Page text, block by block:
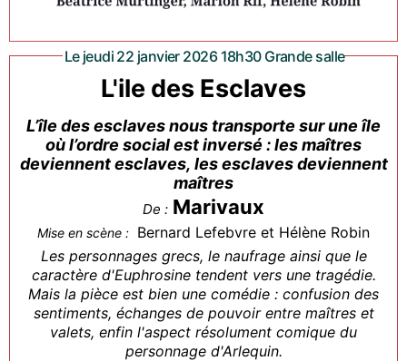
Le jeudi 22 janvier 2026 18h30 Grande salle
L'ile des Esclaves
L’île des esclaves nous transporte sur une île
où l’ordre social est inversé : les maîtres
deviennent esclaves, les esclaves deviennent
maîtres
De : Marivaux
Mise en scène : Bernard Lefebvre et Hélène Robin
Les personnages grecs, le naufrage ainsi que le
caractère d'Euphrosine tendent vers une tragédie.
Mais la pièce est bien une comédie : confusion des
sentiments, échanges de pouvoir entre maîtres et
valets, enfin l'aspect résolument comique du
personnage d'Arlequin.